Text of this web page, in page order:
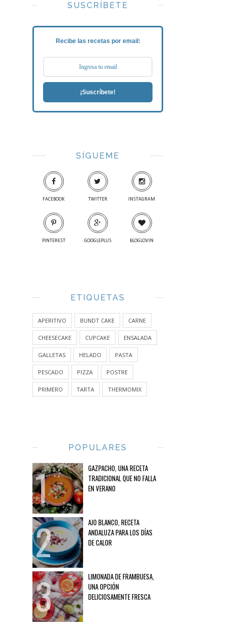
SUSCRÍBETE
Recibe las recetas por email:
¡Suscríbete!
SÍGUEME
FACEBOOK TWITTER INSTAGRAM
PINTEREST GOOGLEPLUS BLOGLOVIN
ETIQUETAS
APERITIVO BUNDT CAKE CARNE
CHEESECAKE CUPCAKE ENSALADA
GALLETAS HELADO PASTA
PESCADO PIZZA POSTRE
PRIMERO TARTA THERMOMIX
POPULARES
GAZPACHO, UNA RECETA
TRADICIONAL QUE NO FALLA
EN VERANO
AJO BLANCO, RECETA
ANDALUZA PARA LOS DÍAS
DE CALOR
LIMONADA DE FRAMBUESA,
UNA OPCIÓN
DELICIOSAMENTE FRESCA